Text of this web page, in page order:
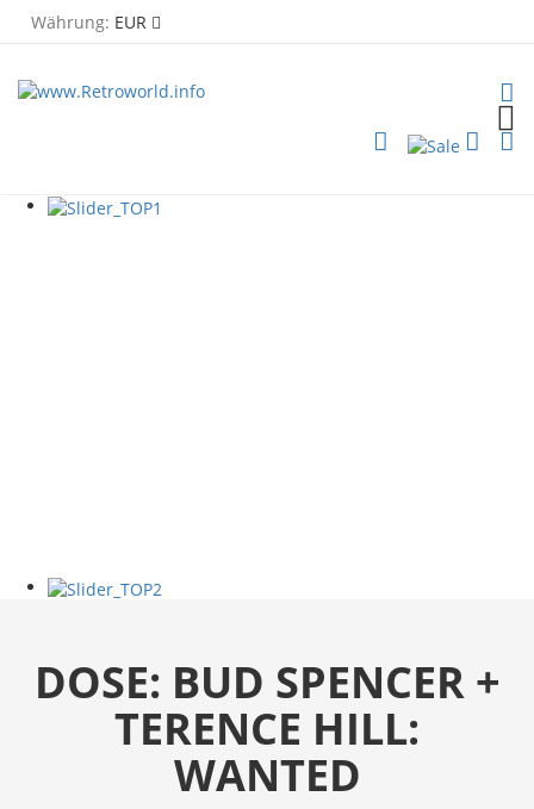
Währung: EUR
DOSE: BUD SPENCER +
TERENCE HILL:
WANTED